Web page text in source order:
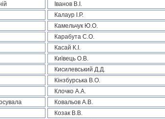
Іванов В.І.
Калаур І.Р.
Камельчук Ю.О.
Карабута С.О.
Касай К.І.
Київець О.В.
Кисилевський Д.Д.
Кінзбурська В.О.
Клочко А.А.
Ковальов А.В.
Козак В.В.